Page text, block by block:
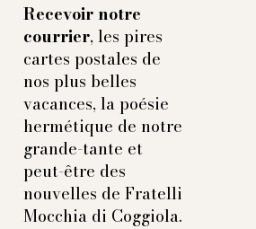
Recevoir notre
courrier, les pires
cartes postales de
nos plus belles
vacances, la poésie
hermétique de notre
grande-tante et
peut-être des
nouvelles de Fratelli
Mocchia di Coggiola.